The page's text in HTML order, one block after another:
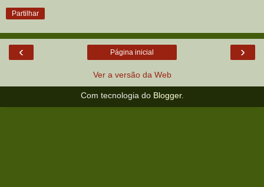
Partilhar
‹ ›
Página inicial
Ver a versão da Web
Com tecnologia do Blogger.